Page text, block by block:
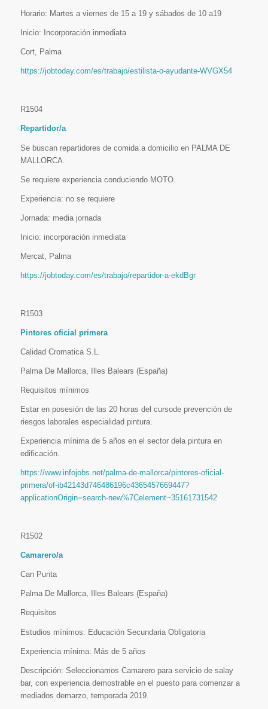
Horario: Martes a viernes de 15 a 19 y sábados de 10 a19
Inicio: Incorporación inmediata
Cort, Palma
https://jobtoday.com/es/trabajo/estilista-o-ayudante-WVGX54
R1504
Repartidor/a
Se buscan repartidores de comida a domicilio en PALMA DE
MALLORCA.
Se requiere experiencia conduciendo MOTO.
Experiencia: no se requiere
Jornada: media jornada
Inicio: incorporación inmediata
Mercat, Palma
https://jobtoday.com/es/trabajo/repartidor-a-ekdBgr
R1503
Pintores oficial primera
Calidad Cromatica S.L.
Palma De Mallorca, Illes Balears (España)
Requisitos mínimos
Estar en posesión de las 20 horas del cursode prevención de
riesgos laborales especialidad pintura.
Experiencia mínima de 5 años en el sector dela pintura en
edificación.
https://www.infojobs.net/palma-de-mallorca/pintores-oficial-
primera/of-ib42143d746486196c4365457669447?
applicationOrigin=search-new%7Celement~35161731542
R1502
Camarero/a
Can Punta
Palma De Mallorca, Illes Balears (España)
Requisitos
Estudios mínimos: Educación Secundaria Obligatoria
Experiencia mínima: Más de 5 años
Descripción: Seleccionamos Camarero para servicio de salay
bar, con experiencia demostrable en el puesto para comenzar a
mediados demarzo, temporada 2019.